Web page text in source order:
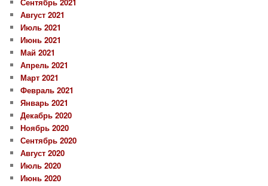
Сентябрь 2021
Август 2021
Июль 2021
Июнь 2021
Май 2021
Апрель 2021
Март 2021
Февраль 2021
Январь 2021
Декабрь 2020
Ноябрь 2020
Сентябрь 2020
Август 2020
Июль 2020
Июнь 2020